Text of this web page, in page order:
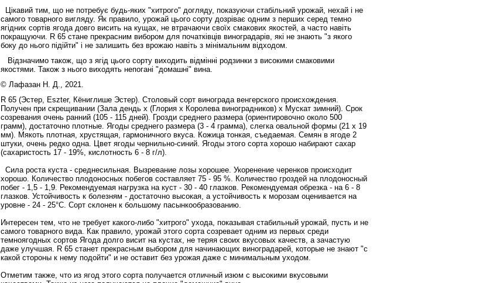
Цікавий тим, що не потребує будь-яких "хитрого" догляду, показуючи стабільний урожай, нехай і не
самого товарного вигляду. Як правило, урожай цього сорту дозріває одним з перших серед темно
ягідних сортів ягода довго висить на кущах, не втрачаючи своїх смакових якостей, а часто навіть
покращуючи. R 65 стане прекрасним вибором для початківців виноградарів, які не знають "з якого
боку до нього підійти" і не залишить без врожаю навіть з мінімальним відходом.
Відзначимо також, що з ягід цього сорту виходить відмінні родзинки з високими смаковими
якостями. Також з нього виходять непогані "домашні" вина.
© Лафазан Н. Д., 2021.
R 65 (Эстер, Eszter, Кёниглише Эстер). Столовый сорт винограда венгерского происхождения.
Получен при скрещивании (Зала дендь х (Глория х Королева виноградников) х Мускат зимний). Срок
созревания очень ранний (105 - 115 дней). Грозди среднего размера (ориентировочно около 500
грамм), достаточно плотные. Ягоды среднего размера (3 - 4 грамма), слегка овальной формы (21 х 19
мм). Мякоть плотная, хрустящая, гармоничного вкуса. Кожица тонкая, съедаемая. Семян в ягоде 2
штуки, очень редко одна. Цвет ягоды чернильно-синий. Ягоды этого сорта хорошо набирают сахар
(сахаристость 17 - 19%, кислотность 6 - 8 г/л).
Сила роста куста - среднесильная. Вызревание лозы хорошее. Укоренение черенков происходит
хорошо. Количество плодоносных побегов составляет 75 - 95 %. Количество гроздей на плодоносный
побег - 1,5 - 1,9. Рекомендуемая нагрузка на куст - 30 - 40 глазков. Рекомендуемая обрезка - на 6 - 8
глазков. Устойчивость к болезням - достаточно высокая, а устойчивость к морозам оценивается на
уровне - 24 - 25°С. Сорт склонен к большому пасынкообразованию.
Интересен тем, что не требует какого-либо "хитрого" ухода, показывая стабильный урожай, пусть и не
самого товарного вида. Как правило, урожай этого сорта созревает одним из первых среди
темноягодных сортов Ягода долго висит на кустах, не теряя своих вкусовых качеств, а зачастую
даже улучшая. R 65 станет прекрасным выбором для начинающих виноградарей, которые не знают "с
какой стороны к нему подойти" и не оставит без урожая даже с минимальным уходом.
Отметим также, что из ягод этого сорта получается отличный изюм с высокими вкусовыми